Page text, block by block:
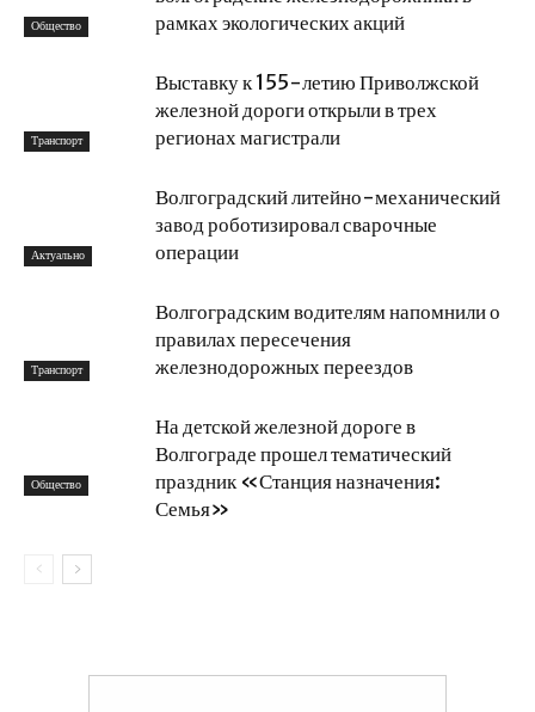
Общество
рамках экологических акций
Транспорт
Выставку к 155-летию Приволжской
железной дороги открыли в трех
регионах магистрали
Актуально
Волгоградский литейно-механический
завод роботизировал сварочные
операции
Транспорт
Волгоградским водителям напомнили о
правилах пересечения
железнодорожных переездов
Общество
На детской железной дороге в
Волгограде прошел тематический
праздник «Станция назначения:
Семья»